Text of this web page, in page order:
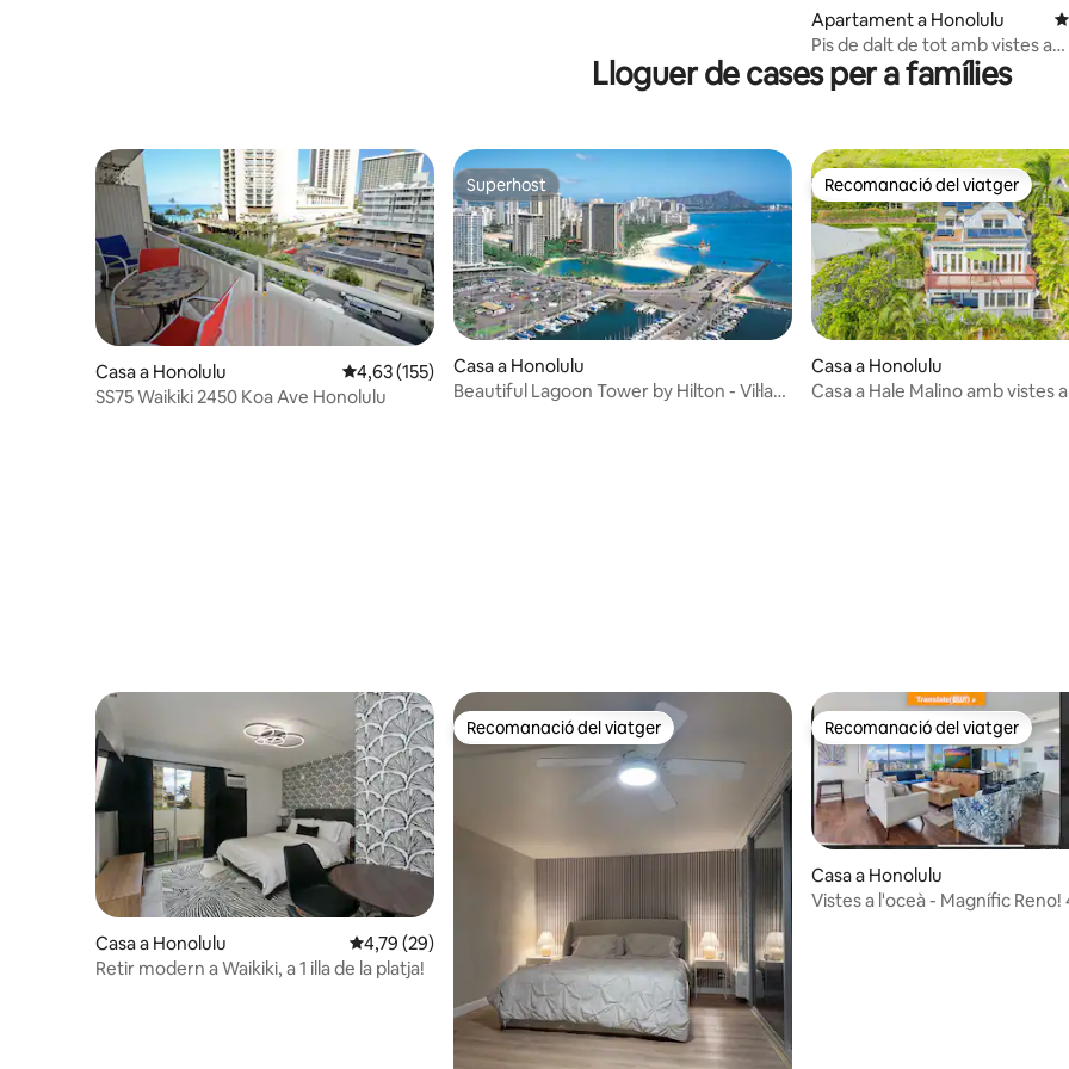
Apartament a Honolulu
Pis de dalt de tot amb vistes a
l'oceà/platja
Lloguer de cases per a famílies
Casa a Honolulu 4,63 de puntuació mitjana d'un total de 5; 155 avaluacions
4,63 (155)
SS75 Waikiki 2450 Koa Ave Honolulu
Superhost
Superhost
Casa a Honolulu
Beautiful Lagoon Tower by Hilton - Vil·la
Recomanació del viatger
Recomanació del viatger
Casa a Honolulu
Casa a Hale Malino amb vistes
Casa a Honolulu 4,79 de puntuació mitjana d'un total de 5; 29 avaluacions
4,79 (29)
Retir modern a Waikiki, a 1 illa de la platja!
Recomanació del viatger
Recomanació del viatger Recomanació del viatger
Recomanació del viatger
Casa a Honolulu
Vistes a l'oceà - Magnífic Reno!